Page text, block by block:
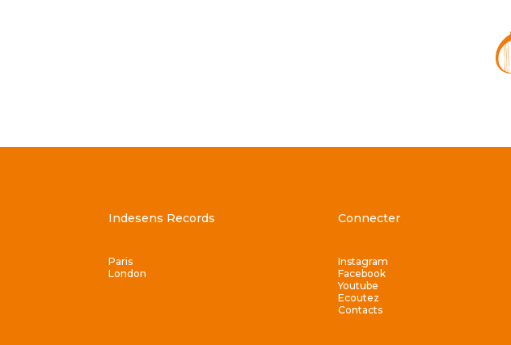
Indesens Records
Paris
London
Connecter
Instagram
Facebook
Youtube
Ecoutez
Contacts